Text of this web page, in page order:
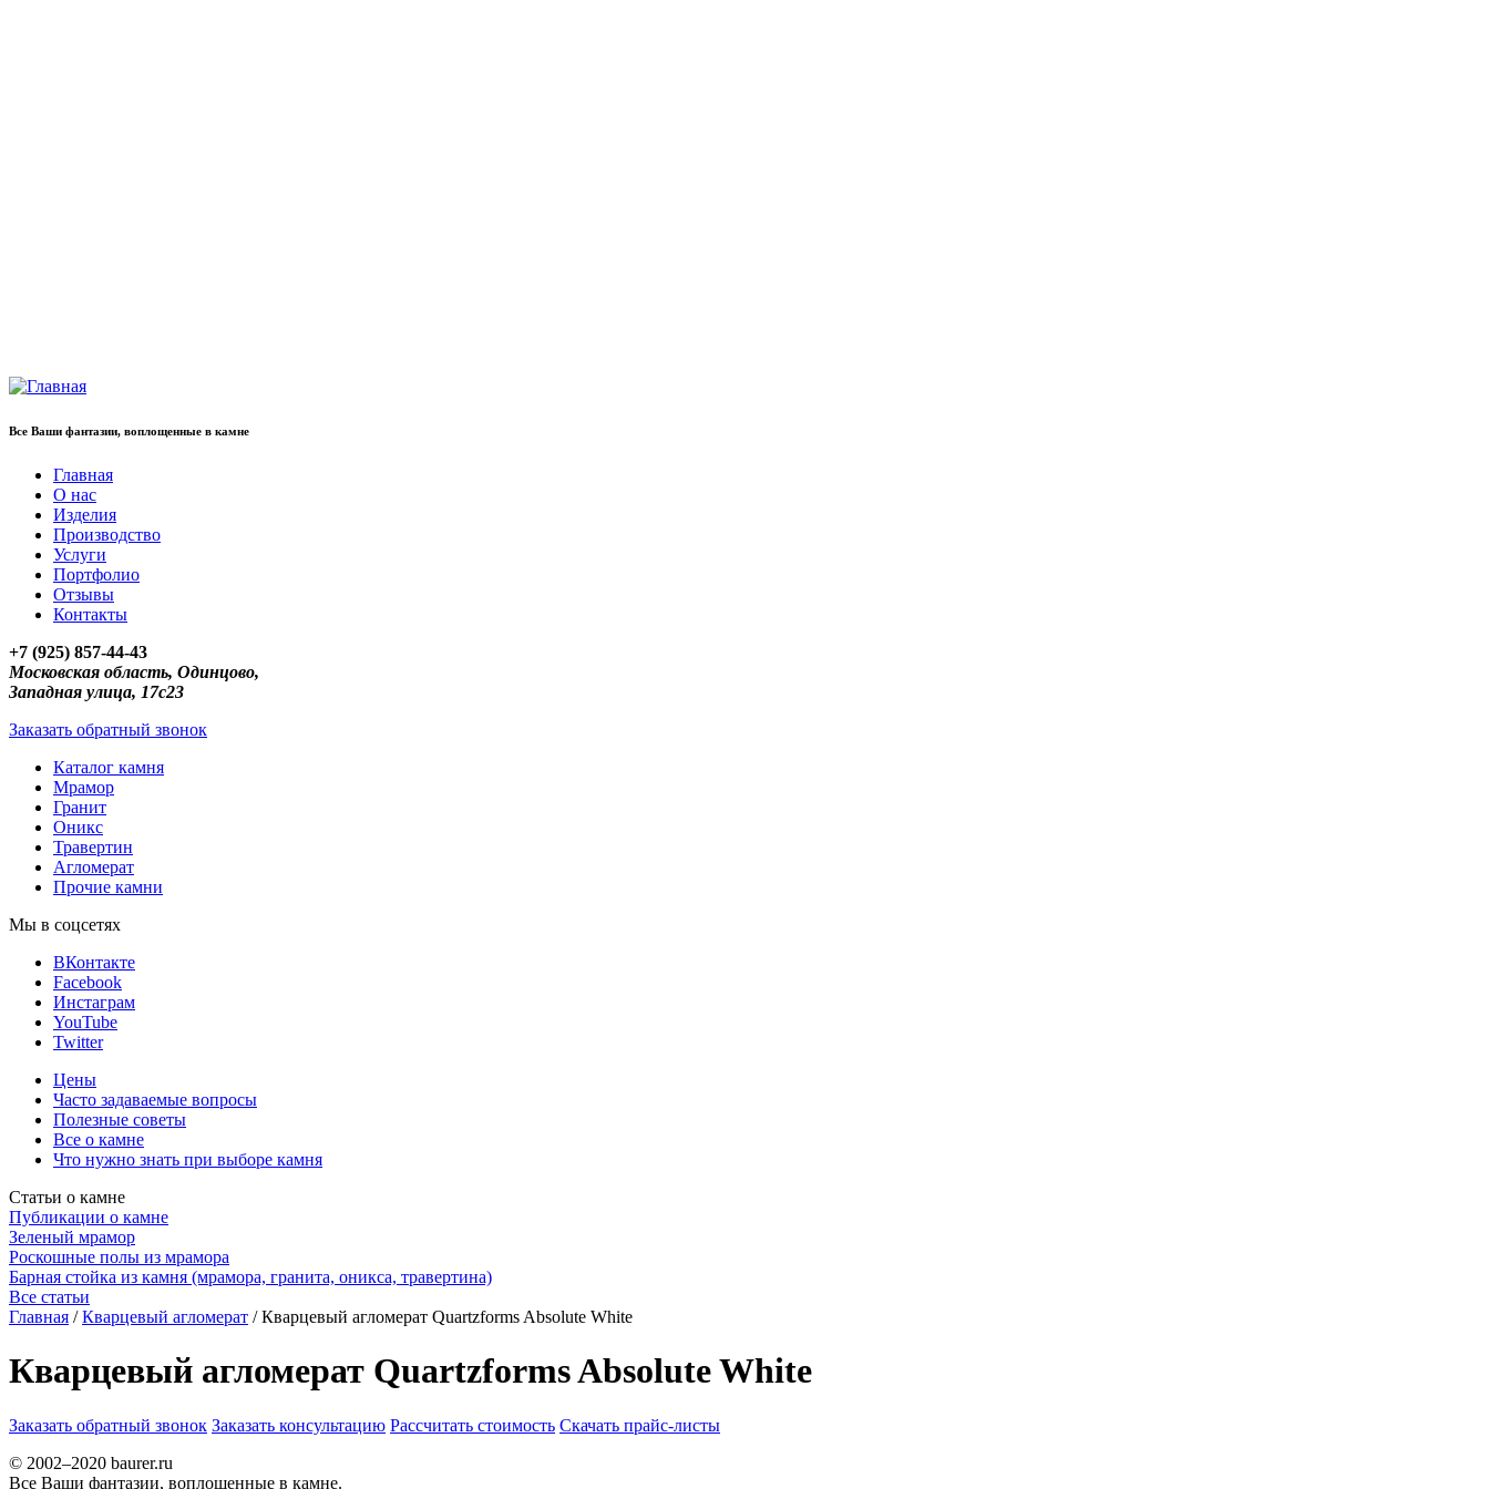
Все Ваши фантазии, воплощенные в камне
Главная
О нас
Изделия
Производство
Услуги
Портфолио
Отзывы
Контакты
+7 (925) 857-44-43
Московская область, Одинцово,
Западная улица, 17с23
Заказать обратный звонок
Каталог камня
Мрамор
Гранит
Оникс
Травертин
Агломерат
Прочие камни
Мы в соцсетях
ВКонтакте
Facebook
Инстаграм
YouTube
Twitter
Цены
Часто задаваемые вопросы
Полезные советы
Все о камне
Что нужно знать при выборе камня
Статьи о камне
Публикации о камне
Зеленый мрамор
Роскошные полы из мрамора
Барная стойка из камня (мрамора, гранита, оникса, травертина)
Все статьи
Главная / Кварцевый агломерат / Кварцевый агломерат Quartzforms Absolute White
Кварцевый агломерат Quartzforms Absolute White
Заказать обратный звонок Заказать консультацию Рассчитать стоимость Скачать прайс-листы
© 2002–2020 baurer.ru
Все Ваши фантазии, воплощенные в камне.